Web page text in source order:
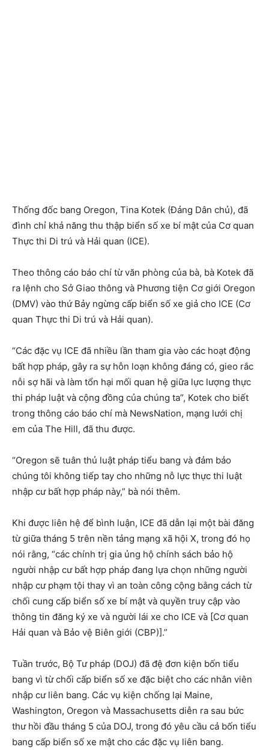
Thống đốc bang Oregon, Tina Kotek (Đảng Dân chủ), đã
đình chỉ khả năng thu thập biển số xe bí mật của Cơ quan
Thực thi Di trú và Hải quan (ICE).
Theo thông cáo báo chí từ văn phòng của bà, bà Kotek đã
ra lệnh cho Sở Giao thông và Phương tiện Cơ giới Oregon
(DMV) vào thứ Bảy ngừng cấp biển số xe giả cho ICE (Cơ
quan Thực thi Di trú và Hải quan).
“Các đặc vụ ICE đã nhiều lần tham gia vào các hoạt động
bất hợp pháp, gây ra sự hỗn loạn không đáng có, gieo rắc
nỗi sợ hãi và làm tổn hại mối quan hệ giữa lực lượng thực
thi pháp luật và cộng đồng của chúng ta”, Kotek cho biết
trong thông cáo báo chí mà NewsNation, mạng lưới chị
em của The Hill, đã thu được.
“Oregon sẽ tuân thủ luật pháp tiểu bang và đảm bảo
chúng tôi không tiếp tay cho những nỗ lực thực thi luật
nhập cư bất hợp pháp này,” bà nói thêm.
Khi được liên hệ để bình luận, ICE đã dẫn lại một bài đăng
từ giữa tháng 5 trên nền tảng mạng xã hội X, trong đó họ
nói rằng, “các chính trị gia ủng hộ chính sách bảo hộ
người nhập cư bất hợp pháp đang lựa chọn những người
nhập cư phạm tội thay vì an toàn công cộng bằng cách từ
chối cung cấp biển số xe bí mật và quyền truy cập vào
thông tin đăng ký xe và người lái xe cho ICE và [Cơ quan
Hải quan và Bảo vệ Biên giới (CBP)].”
Tuần trước, Bộ Tư pháp (DOJ) đã đệ đơn kiện bốn tiểu
bang vì từ chối cấp biển số xe đặc biệt cho các nhân viên
nhập cư liên bang. Các vụ kiện chống lại Maine,
Washington, Oregon và Massachusetts diễn ra sau bức
thư hồi đầu tháng 5 của DOJ, trong đó yêu cầu cả bốn tiểu
bang cấp biển số xe mật cho các đặc vụ liên bang.